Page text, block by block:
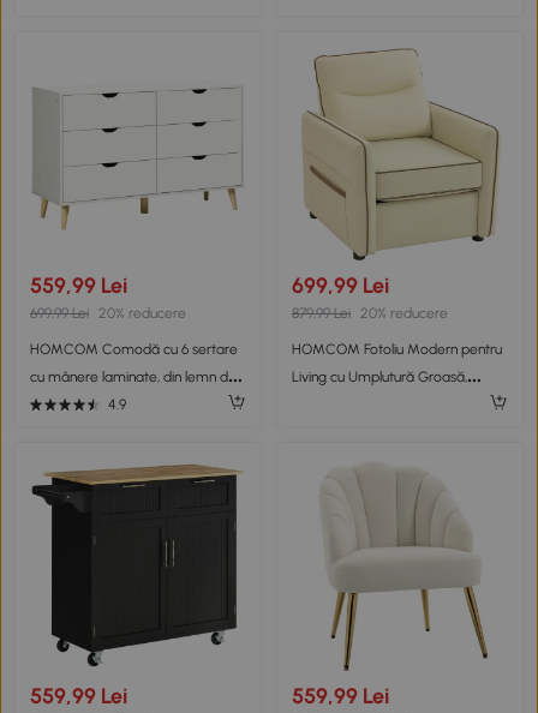
559,99 Lei
699,99 Lei 20% reducere
HOMCOM Comodă cu 6 sertare
cu mânere laminate, din lemn de
pin, 120x40x76 cm, albă și culoare
4.9
699,99 Lei
879,99 Lei 20% reducere
HOMCOM Fotoliu Modern pentru
Living cu Umplutură Groasă,
559,99 Lei 559,99 Lei